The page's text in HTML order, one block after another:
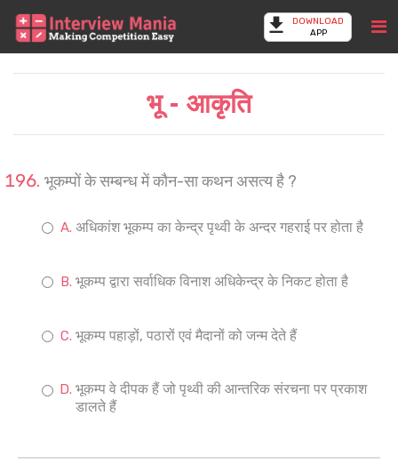
DOWNLOAD
APP
भू - आकृति
भूकम्पों के सम्बन्ध में कौन-सा कथन असत्य है ?
अधिकांश भूकम्प का केन्द्र पृथ्वी के अन्दर गहराई पर होता है
भूकम्प द्वारा सर्वाधिक विनाश अधिकेन्द्र के निकट होता है
भूकम्प पहाड़ों, पठारों एवं मैदानों को जन्म देते हैं
भूकम्प वे दीपक हैं जो पृथ्वी की आन्तरिक संरचना पर प्रकाश
डालते हैं